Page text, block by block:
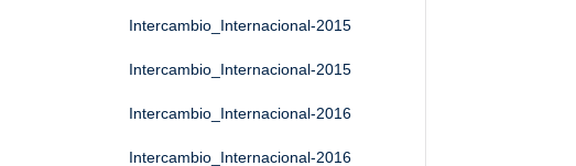
Intercambio_Internacional-2015
Intercambio_Internacional-2015
Intercambio_Internacional-2016
Intercambio_Internacional-2016